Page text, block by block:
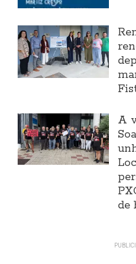
A
de